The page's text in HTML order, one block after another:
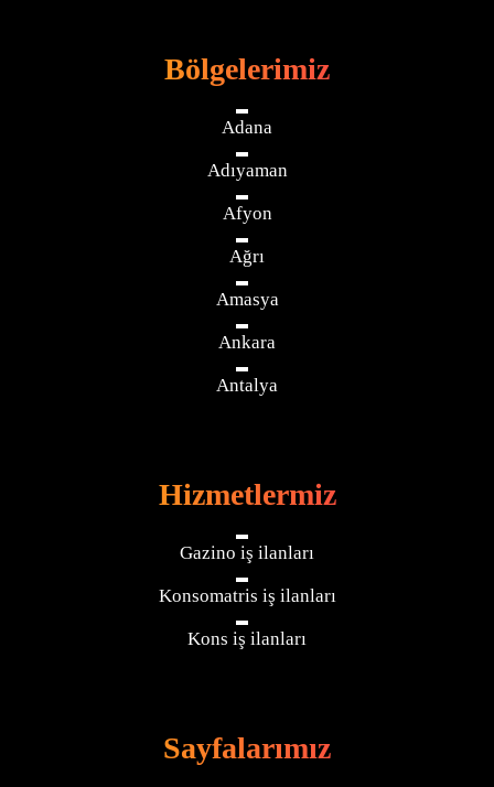
Bölgelerimiz
Adana
Adıyaman
Afyon
Ağrı
Amasya
Ankara
Antalya
Hizmetlermiz
Gazino iş ilanları
Konsomatris iş ilanları
Kons iş ilanları
Sayfalarımız